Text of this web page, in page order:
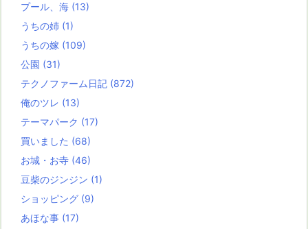
プール、海 (13)
うちの姉 (1)
うちの嫁 (109)
公園 (31)
テクノファーム日記 (872)
俺のツレ (13)
テーマパーク (17)
買いました (68)
お城・お寺 (46)
豆柴のジンジン (1)
ショッピング (9)
あほな事 (17)